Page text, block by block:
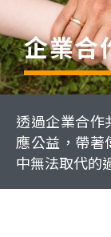
企業合
透過企業合作
應公益，帶著
中無法取代的